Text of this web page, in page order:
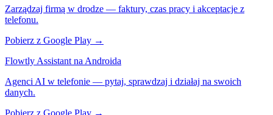
Zarządzaj firmą w drodze — faktury, czas pracy i akceptacje z
telefonu.
Pobierz z Google Play →
Flowtly Assistant na Androida
Agenci AI w telefonie — pytaj, sprawdzaj i działaj na swoich
danych.